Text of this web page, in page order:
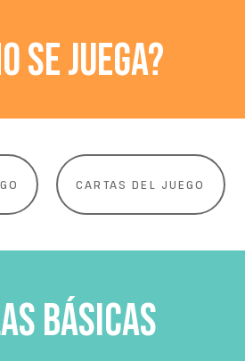
SE JUEGA?
CARTAS DEL JUEGO
BÁSICAS